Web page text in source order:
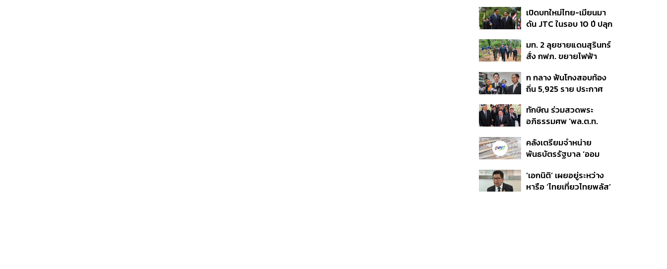
ต่อดอลลาร์
อนุทิน จ่อสอบต่อเอี่ยว
ตัดตอน ม.บูรพา หรือไม่
เปิดบทใหม่ไทย-เมียนมา
ดัน JTC ในรอบ 10 ปี ปลุก
ชายแดน ท่าเรือน้ำลึก
ทวาย
มท. 2 ลุยชายแดนสุรินทร์
สั่ง กฟภ. ขยายไฟฟ้า
350’ เสริมความมั่นคง
ชายแดน
ก กลาง ฟันโกงสอบท้อง
ถิ่น 5,925 ราย ประกาศ
ราย รอ ป.ป.ช. ขีดเส้นแล้ว
เสร็จ 31 ส.ค.
ทักษิณ ร่วมสวดพระ
อภิธรรมศพ ‘พล.ต.ท.
สิน’ สิริอายุ 103 ปี แกนนำ
เพื่อไทย-บุคคลหลาก
คลังเตรียมจำหน่าย
พันธบัตรรัฐบาล ‘ออม
ก.ย.นี้ อาจเพิ่มสัดส่วนการ
ขายแบบ Small Lot First
‘เอกนิติ’ เผยอยู่ระหว่าง
หารือ ‘ไทยเที่ยวไทยพลัส’